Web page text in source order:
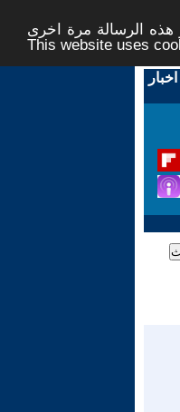
الرسالة مرة اخرى -
This website uses
اخبار